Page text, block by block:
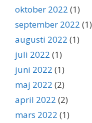
oktober 2022 (1)
september 2022 (1)
augusti 2022 (1)
juli 2022 (1)
juni 2022 (1)
maj 2022 (2)
april 2022 (2)
mars 2022 (1)